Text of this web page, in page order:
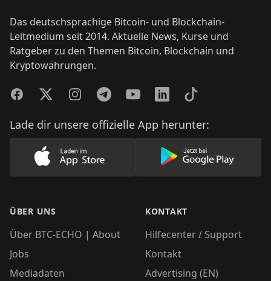
Das deutschsprachige Bitcoin- und Blockchain-
Leitmedium seit 2014. Aktuelle News, Kurse und
Ratgeber zu den Themen Bitcoin, Blockchain und
Kryptowährungen.
FacebookTwitterInstagramTelegramYouTubeLinkedInTikTok
Lade dir unsere offizielle App herunter:
Lade unsere App im AppStore herunter
Lade unsere
ÜBER UNS
Über BTC-ECHO | About
Jobs
Mediadaten
KONTAKT
Hilfecenter / Support
Kontakt
Advertising (EN)